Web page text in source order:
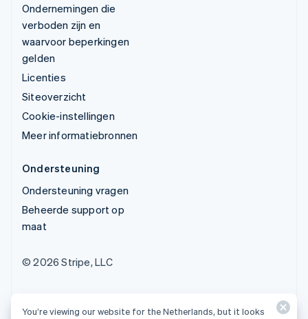
Ondernemingen die
verboden zijn en
waarvoor beperkingen
gelden
Licenties
Siteoverzicht
Cookie-instellingen
Meer informatiebronnen
Ondersteuning
Ondersteuning vragen
Beheerde support op
maat
© 2026 Stripe, LLC
You’re viewing our website for the Netherlands, but it looks